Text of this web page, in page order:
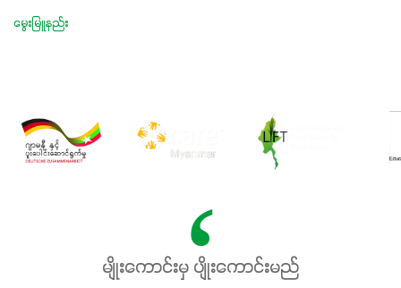
မွေးမြူနည်း
မျိုးကောင်းမှ ပျိုးကောင်းမည်